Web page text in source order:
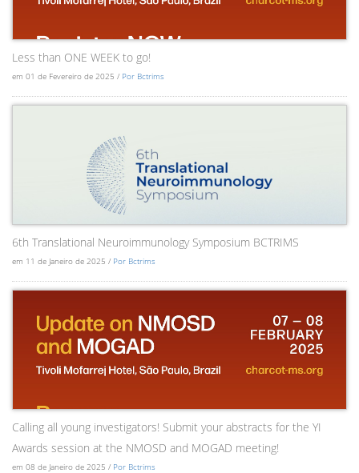
Less than ONE WEEK to go!
em 01 de Fevereiro de 2025 / Por Bctrims
6th Translational Neuroimmunology Symposium BCTRIMS
em 11 de Janeiro de 2025 / Por Bctrims
Calling all young investigators! Submit your abstracts for the YI
Awards session at the NMOSD and MOGAD meeting!
em 08 de Janeiro de 2025 / Por Bctrims